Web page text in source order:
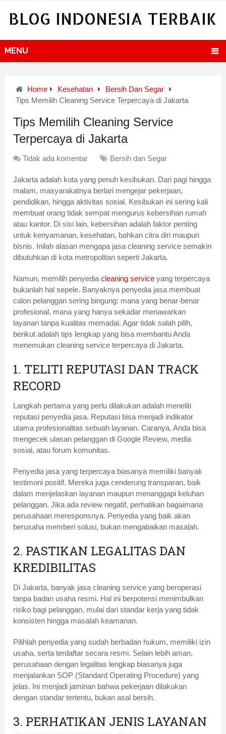
BLOG INDONESIA TERBAIK
MENU
Home Kesehatan
Bersih Dan Segar
Tips Memilih Cleaning Service Terpercaya di Jakarta
Tips Memilih Cleaning Service
Terpercaya di Jakarta
Tidak ada komentar Bersih dan Segar
Jakarta adalah kota yang penuh kesibukan. Dari pagi hingga
malam, masyarakatnya berlari mengejar pekerjaan,
pendidikan, hingga aktivitas sosial. Kesibukan ini sering kali
membuat orang tidak sempat mengurus kebersihan rumah
atau kantor. Di sisi lain, kebersihan adalah faktor penting
untuk kenyamanan, kesehatan, bahkan citra diri maupun
bisnis. Inilah alasan mengapa jasa cleaning service semakin
dibutuhkan di kota metropolitan seperti Jakarta.
Namun, memilih penyediacleaning service yang terpercaya
bukanlah hal sepele. Banyaknya penyedia jasa membuat
calon pelanggan sering bingung: mana yang benar-benar
profesional, mana yang hanya sekadar menawarkan
layanan tanpa kualitas memadai. Agar tidak salah pilih,
berikut adalah tips lengkap yang bisa membantu Anda
menemukan cleaning service terpercaya di Jakarta.
1. TELITI REPUTASI DAN TRACK
RECORD
Langkah pertama yang perlu dilakukan adalah meneliti
reputasi penyedia jasa. Reputasi bisa menjadi indikator
utama profesionalitas sebuah layanan. Caranya, Anda bisa
mengecek ulasan pelanggan di Google Review, media
sosial, atau forum komunitas.
Penyedia jasa yang terpercaya biasanya memiliki banyak
testimoni positif. Mereka juga cenderung transparan, baik
dalam menjelaskan layanan maupun menanggapi keluhan
pelanggan. Jika ada review negatif, perhatikan bagaimana
perusahaan meresponsnya. Penyedia yang baik akan
berusaha memberi solusi, bukan mengabaikan masalah.
2. PASTIKAN LEGALITAS DAN
KREDIBILITAS
Di Jakarta, banyak jasa cleaning service yang beroperasi
tanpa badan usaha resmi. Hal ini berpotensi menimbulkan
risiko bagi pelanggan, mulai dari standar kerja yang tidak
konsisten hingga masalah keamanan.
Pilihlah penyedia yang sudah berbadan hukum, memiliki izin
usaha, serta terdaftar secara resmi. Selain lebih aman,
perusahaan dengan legalitas lengkap biasanya juga
menjalankan SOP (Standard Operating Procedure) yang
jelas. Ini menjadi jaminan bahwa pekerjaan dilakukan
dengan standar tertentu, bukan asal bersih.
3. PERHATIKAN JENIS LAYANAN